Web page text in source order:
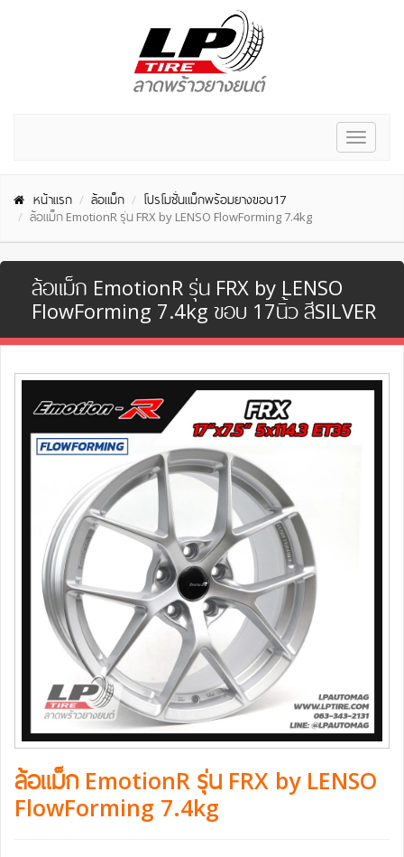
Toggle
หน้าแรก ล้อแม็ก
โปรโมชั่นแม็กพร้อมยางขอบ17
ล้อแม็ก EmotionR รุ่น FRX by LENSO FlowForming 7.4kg
ล้อแม็ก EmotionR รุ่น FRX by LENSO
FlowForming 7.4kg ขอบ 17นิ้ว สีSILVER
ล้อแม็ก EmotionR รุ่น FRX by LENSO
FlowForming 7.4kg